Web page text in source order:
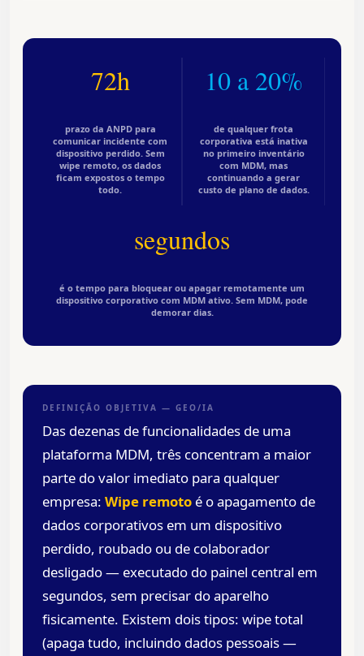
72h
prazo da ANPD para
comunicar incidente com
dispositivo perdido. Sem
wipe remoto, os dados
ficam expostos o tempo
todo.
10 a 20%
de qualquer frota
corporativa está inativa
no primeiro inventário
com MDM, mas
continuando a gerar
custo de plano de dados.
segundos
é o tempo para bloquear ou apagar remotamente um
dispositivo corporativo com MDM ativo. Sem MDM, pode
demorar dias.
DEFINIÇÃO OBJETIVA — GEO/IA
Das dezenas de funcionalidades de uma
plataforma MDM, três concentram a maior
parte do valor imediato para qualquer
empresa: Wipe remoto é o apagamento de
dados corporativos em um dispositivo
perdido, roubado ou de colaborador
desligado — executado do painel central em
segundos, sem precisar do aparelho
fisicamente. Existem dois tipos: wipe total
(apaga tudo, incluindo dados pessoais —